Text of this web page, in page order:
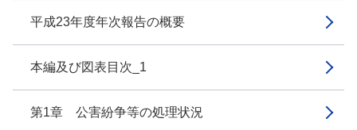
平成23年度年次報告の概要
本編及び図表目次_1
第1章 公害紛争等の処理状況